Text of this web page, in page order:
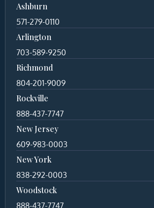
Ashburn
571-279-0110
Arlington
703-589-9250
Richmond
804-201-9009
Rockville
888-437-7747
New Jersey
609-983-0003
New York
838-292-0003
Woodstock
888-437-7747